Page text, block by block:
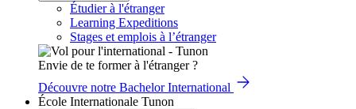
Étudier à l'étranger
Learning Expeditions
Stages et emplois à l’étranger
Envie de te former à l'étranger ?
Découvre notre Bachelor International
École Internationale Tunon